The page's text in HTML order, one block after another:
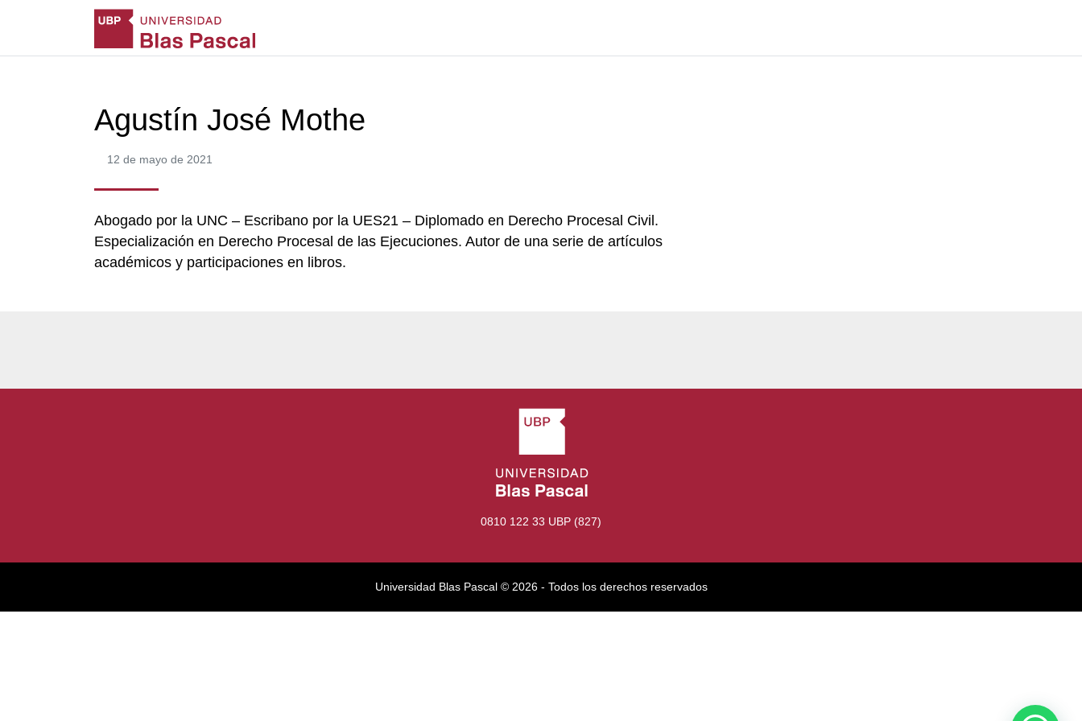
Agustín José Mothe
12 de mayo de 2021
Abogado por la UNC – Escribano por la UES21 – Diplomado en Derecho Procesal Civil.
Especialización en Derecho Procesal de las Ejecuciones. Autor de una serie de artículos
académicos y participaciones en libros.
0810 122 33 UBP (827)
Universidad Blas Pascal ©️ 2026 - Todos los derechos reservados